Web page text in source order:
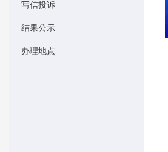
写信投诉
结果公示
办理地点